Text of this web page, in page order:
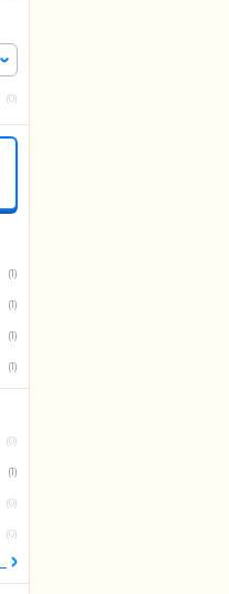
(0)
(1)
(1)
(1)
(1)
(0)
(1)
(0)
(0)